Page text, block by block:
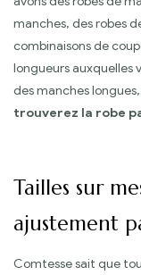
manches, des robes
combinaisons de
longueurs auxquelles
des manches
trouverez la robe
Tailles sur
ajustement
Comtesse sait que